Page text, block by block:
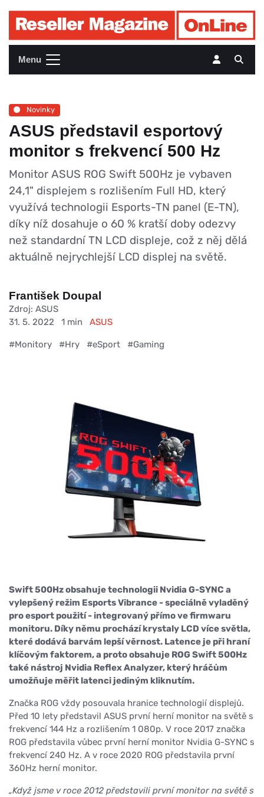
Menu
Novinky
ASUS představil esportový
monitor s frekvencí 500 Hz
Monitor ASUS ROG Swift 500Hz je vybaven
24,1" displejem s rozlišením Full HD, který
využívá technologii Esports-TN panel (E-TN),
díky níž dosahuje o 60 % kratší doby odezvy
než standardní TN LCD displeje, což z něj dělá
aktuálně nejrychlejší LCD displej na světě.
František Doupal
Zdroj: ASUS
31. 5. 2022
1 min ASUS
#Monitory #Hry #eSport #Gaming
Swift 500Hz obsahuje technologii Nvidia G-SYNC a
vylepšený režim Esports Vibrance - speciálně vyladěný
pro esport použití - integrovaný přímo ve firmwaru
monitoru. Díky němu prochází krystaly LCD více světla,
které dodává barvám lepší věrnost. Latence je při hraní
klíčovým faktorem, a proto obsahuje ROG Swift 500Hz
také nástroj Nvidia Reflex Analyzer, který hráčům
umožňuje měřit latenci jediným kliknutím.
Značka ROG vždy posouvala hranice technologií displejů.
Před 10 lety představil ASUS první herní monitor na světě s
frekvencí 144 Hz a rozlišením 1 080p. V roce 2017 značka
ROG představila vůbec první herní monitor Nvidia G-SYNC s
frekvencí 240 Hz. A v roce 2020 ROG představila první
360Hz herní monitor.
„Když jsme v roce 2012 představili první monitor na světě s